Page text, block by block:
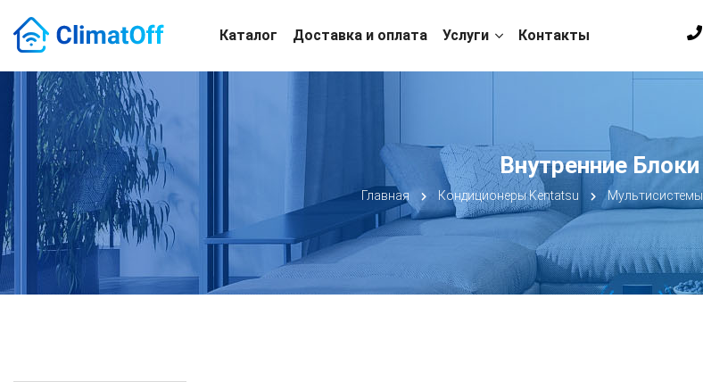
Каталог Доставка и оплата Услуги Контакты
Внутренние Блоки
Главная Кондиционеры Kentatsu Мультисистемы